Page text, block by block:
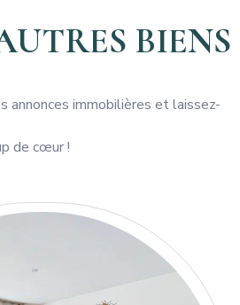
BIENS
annonces immobilières et laissez-
de cœur !